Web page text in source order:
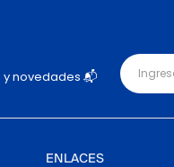
y novedades 📬
ENLACES